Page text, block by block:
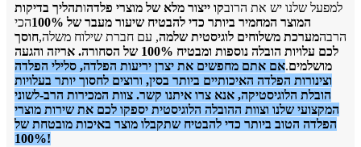
למפעל שלנו יש את הרובקו ייצור מלא של מוצרי פלדהותהליך בדיקות
המוצר המחמיר ביותר כדי להבטיח שיעור מעבר של 100%
הכי
הרבהמערכת משלוחים לוגיסטית שלמה, עם חברת שילוח משלה,חוסך
לכם עלויות הובלה נוספות ומבטיח 100% של הסחורה. אריזה והגעה
מושלמים.אם אתם מחפשים את יצרן יריעות הפלדה, סלילי הפלדה
וצינורות הפלדה האיכותיים ביותר בסין, ורוצים לחסוך יותר בעלויות
הובלת הלוגיסטיקה, אנא צרו איתנו קשר. צוות המכירות הרב-לשוני
המקצועי שלנו וצוות ההובלה הלוגיסטית יספקו לכם את שירות מוצרי
הפלדה הטוב ביותר כדי להבטיח שתקבלו מוצר באיכות מובטחת של
100%!